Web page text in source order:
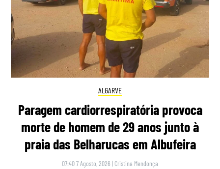
ALGARVE
Paragem cardiorrespiratória provoca
morte de homem de 29 anos junto à
praia das Belharucas em Albufeira
07:40 7 Agosto, 2026 | Cristina Mendonça